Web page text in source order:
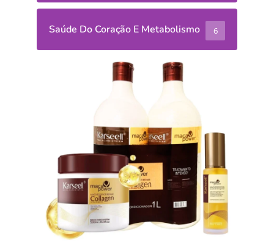
Saúde Do Coração E Metabolismo 6